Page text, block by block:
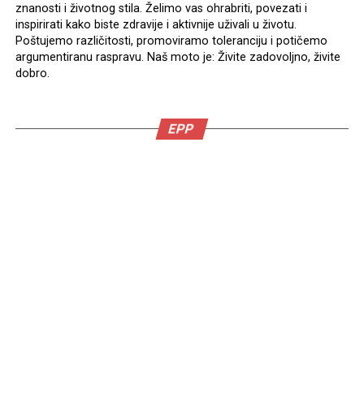
znanosti i životnog stila. Želimo vas ohrabriti, povezati i
inspirirati kako biste zdravije i aktivnije uživali u životu.
Poštujemo različitosti, promoviramo toleranciju i potičemo
argumentiranu raspravu. Naš moto je: Živite zadovoljno, živite
dobro.
EPP